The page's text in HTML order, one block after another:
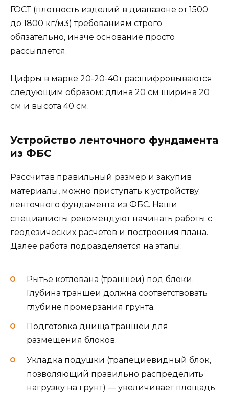
ГОСТ (плотность изделий в диапазоне от 1500
до 1800 кг/м3) требованиям строго
обязательно, иначе основание просто
рассыплется.
Цифры в марке 20-20-40т расшифровываются
следующим образом: длина 20 см ширина 20
см и высота 40 см.
Устройство ленточного фундамента
из ФБС
Рассчитав правильный размер и закупив
материалы, можно приступать к устройству
ленточного фундамента из ФБС. Наши
специалисты рекомендуют начинать работы с
геодезических расчетов и построения плана.
Далее работа подразделяется на этапы:
Рытье котлована (траншеи) под блоки.
Глубина траншеи должна соответствовать
глубине промерзания грунта.
Подготовка днища траншеи для
размещения блоков.
Укладка подушки (трапециевидный блок,
позволяющий правильно распределить
нагрузку на грунт) — увеличивает площадь